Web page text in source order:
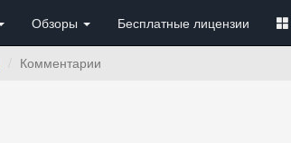
Обзоры Бесплатные лицензии
Комментарии